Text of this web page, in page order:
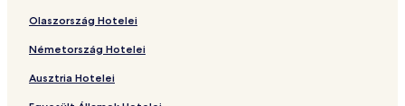
Olaszország Hotelei
Németország Hotelei
Ausztria Hotelei